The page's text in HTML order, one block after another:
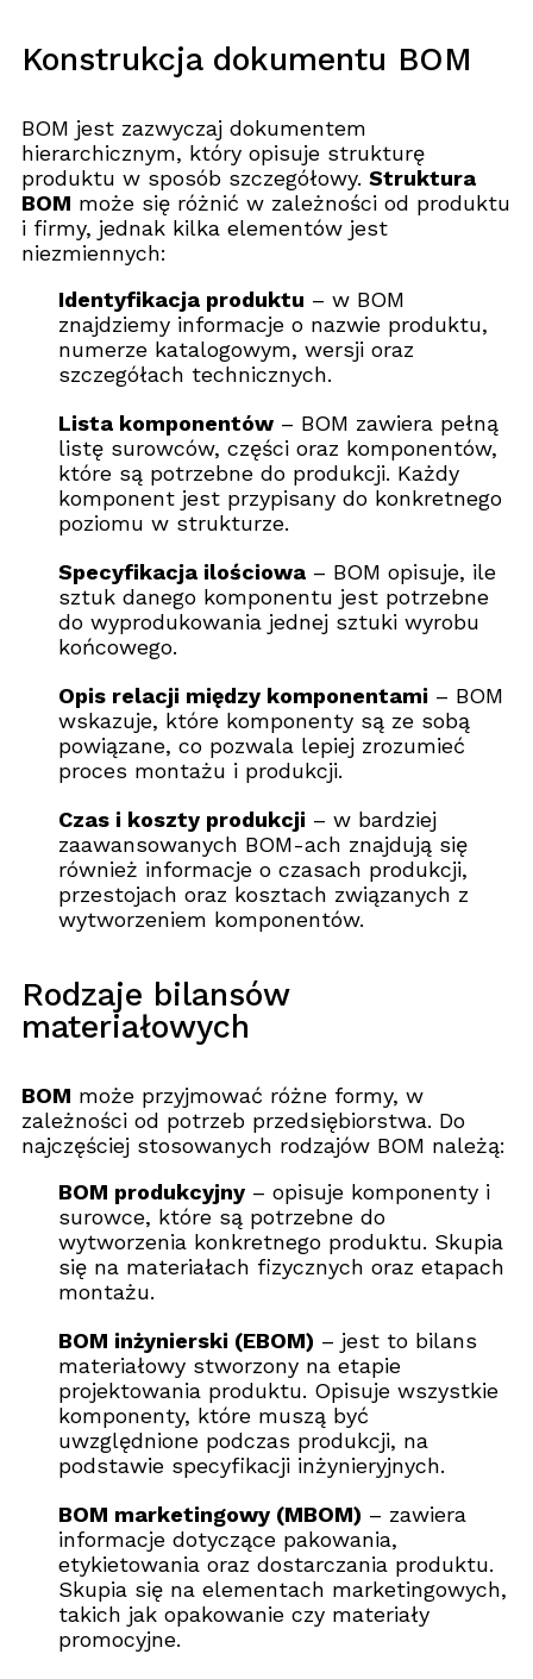
Konstrukcja dokumentu BOM
BOM jest zazwyczaj dokumentem
hierarchicznym, który opisuje strukturę
produktu w sposób szczegółowy. Struktura
BOM może się różnić w zależności od produktu
i firmy, jednak kilka elementów jest
niezmiennych:
Identyfikacja produktu – w BOM
znajdziemy informacje o nazwie produktu,
numerze katalogowym, wersji oraz
szczegółach technicznych.
Lista komponentów – BOM zawiera pełną
listę surowców, części oraz komponentów,
które są potrzebne do produkcji. Każdy
komponent jest przypisany do konkretnego
poziomu w strukturze.
Specyfikacja ilościowa – BOM opisuje, ile
sztuk danego komponentu jest potrzebne
do wyprodukowania jednej sztuki wyrobu
końcowego.
Opis relacji między komponentami – BOM
wskazuje, które komponenty są ze sobą
powiązane, co pozwala lepiej zrozumieć
proces montażu i produkcji.
Czas i koszty produkcji – w bardziej
zaawansowanych BOM-ach znajdują się
również informacje o czasach produkcji,
przestojach oraz kosztach związanych z
wytworzeniem komponentów.
Rodzaje bilansów
materiałowych
BOM może przyjmować różne formy, w
zależności od potrzeb przedsiębiorstwa. Do
najczęściej stosowanych rodzajów BOM należą:
BOM produkcyjny – opisuje komponenty i
surowce, które są potrzebne do
wytworzenia konkretnego produktu. Skupia
się na materiałach fizycznych oraz etapach
montażu.
BOM inżynierski (EBOM) – jest to bilans
materiałowy stworzony na etapie
projektowania produktu. Opisuje wszystkie
komponenty, które muszą być
uwzględnione podczas produkcji, na
podstawie specyfikacji inżynieryjnych.
BOM marketingowy (MBOM) – zawiera
informacje dotyczące pakowania,
etykietowania oraz dostarczania produktu.
Skupia się na elementach marketingowych,
takich jak opakowanie czy materiały
promocyjne.